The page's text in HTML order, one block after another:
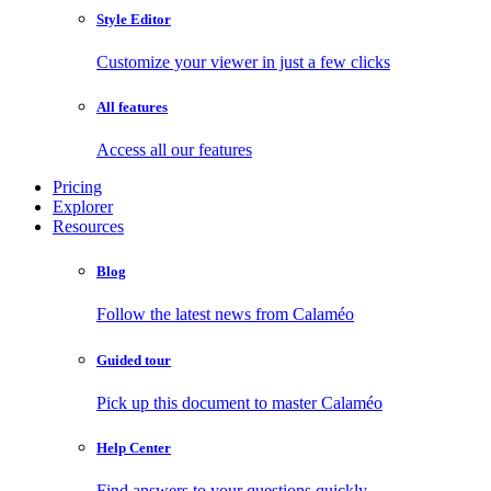
Style Editor
Customize your viewer in just a few clicks
All features
Access all our features
Pricing
Explorer
Resources
Blog
Follow the latest news from Calaméo
Guided tour
Pick up this document to master Calaméo
Help Center